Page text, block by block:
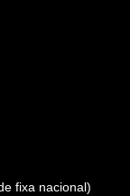
fixa nacional)